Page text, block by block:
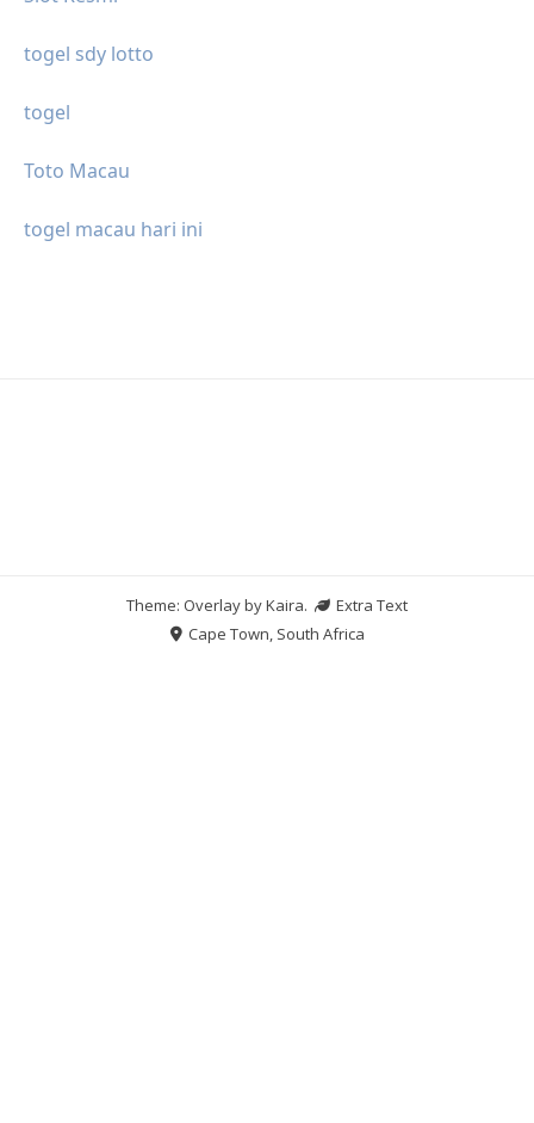
togel sdy lotto
togel
Toto Macau
togel macau hari ini
Theme: Overlay byKaira.
Extra Text
Cape Town, South Africa